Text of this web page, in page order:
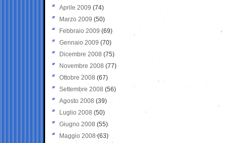
Aprile 2009 (74)
Marzo 2009 (50)
Febbraio 2009 (69)
Gennaio 2009 (70)
Dicembre 2008 (75)
Novembre 2008 (77)
Ottobre 2008 (67)
Settembre 2008 (56)
Agosto 2008 (39)
Luglio 2008 (50)
Giugno 2008 (55)
Maggio 2008(63)